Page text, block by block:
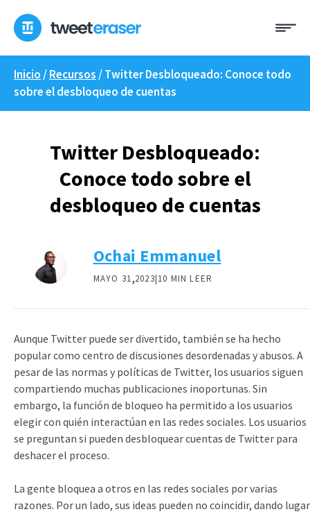
contenido
Inicio /Recursos /Twitter Desbloqueado: Conoce todo
sobre el desbloqueo de cuentas
Twitter Desbloqueado:
Conoce todo sobre el
desbloqueo de cuentas
Ochai Emmanuel
MAYO 31,2023|10 MIN LEER
Aunque Twitter puede ser divertido, también se ha hecho
popular como centro de discusiones desordenadas y abusos. A
pesar de las normas y políticas de Twitter, los usuarios siguen
compartiendo muchas publicaciones inoportunas. Sin
embargo, la función de bloqueo ha permitido a los usuarios
elegir con quién interactúan en las redes sociales. Los usuarios
se preguntan si pueden desbloquear cuentas de Twitter para
deshacer el proceso.
La gente bloquea a otros en las redes sociales por varias
razones. Por un lado, sus ideas pueden no coincidir, dando lugar